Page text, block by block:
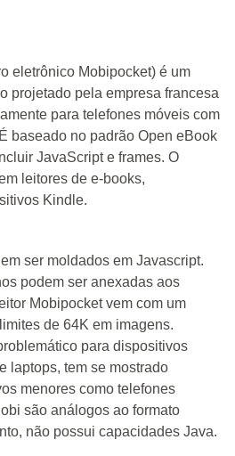
eletrônico Mobipocket) é um
projetado pela empresa francesa
para telefones móveis com
baseado no padrão Open eBook
JavaScript e frames. O
leitores de e-books,
Kindle.
ser moldados em Javascript.
podem ser anexadas aos
Mobipocket vem com um
de 64K em imagens.
para dispositivos
laptops, tem se mostrado
menores como telefones
são análogos ao formato
não possui capacidades Java.